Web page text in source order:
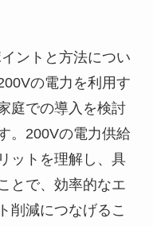
ントと方法につい
の電力を利用す
庭での導入を検討
。200Vの電力供給
ットを理解し、具
とで、効率的なエ
削減につなげるこ